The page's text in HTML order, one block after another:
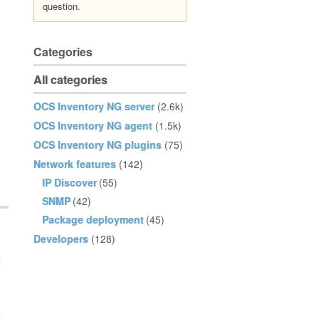
question.
Categories
All categories
OCS Inventory NG server (2.6k)
OCS Inventory NG agent (1.5k)
OCS Inventory NG plugins (75)
Network features (142)
IP Discover (55)
SNMP (42)
Package deployment (45)
Developers (128)